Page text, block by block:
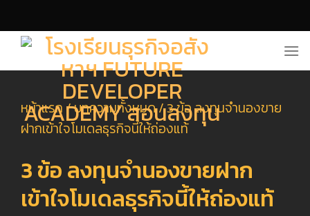
content
หน้าแรก /บทความทั้งหมด/3 ข้อ ลงทุนจำนองขาย
ฝากเข้าใจโมเดลธุรกิจนี้ให้ถ่องแท้
3 ข้อ ลงทุนจำนองขายฝาก
เข้าใจโมเดลธุรกิจนี้ให้ถ่องแท้